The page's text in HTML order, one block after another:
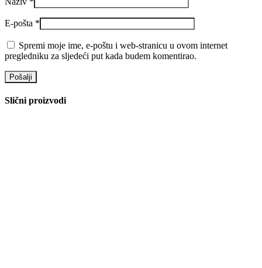
E-pošta *
Spremi moje ime, e-poštu i web-stranicu u ovom internet
pregledniku za sljedeći put kada budem komentirao.
Slični proizvodi